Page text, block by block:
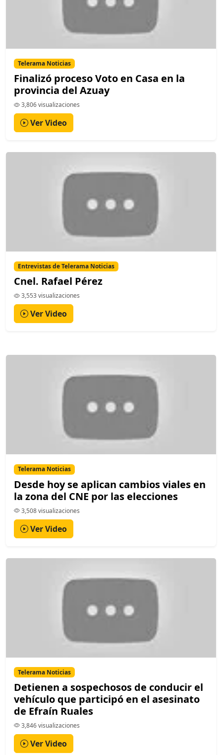
Telerama Noticias
Finalizó proceso Voto en Casa en la
provincia del Azuay
3,806 visualizaciones
Ver Video
Entrevistas de Telerama Noticias
Cnel. Rafael Pérez
3,553 visualizaciones
Ver Video
Telerama Noticias
Desde hoy se aplican cambios viales en
la zona del CNE por las elecciones
3,508 visualizaciones
Ver Video
Telerama Noticias
Detienen a sospechosos de conducir el
vehículo que participó en el asesinato
de Efraín Ruales
3,846 visualizaciones
Ver Video